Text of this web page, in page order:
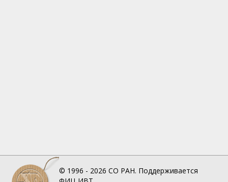
© 1996 - 2026 СО РАН. Поддерживается